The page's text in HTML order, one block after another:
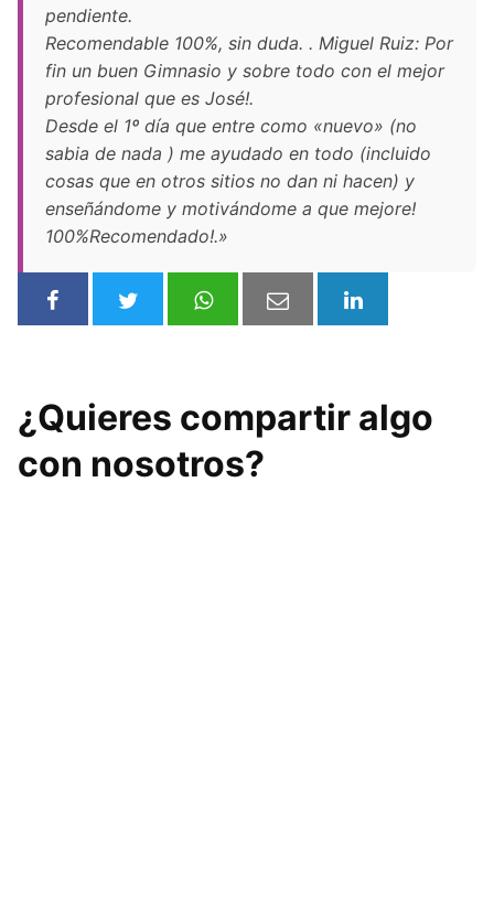
pendiente.
Recomendable 100%, sin duda. . Miguel Ruiz: Por
fin un buen Gimnasio y sobre todo con el mejor
profesional que es José!.
Desde el 1º día que entre como «nuevo» (no
sabia de nada ) me ayudado en todo (incluido
cosas que en otros sitios no dan ni hacen) y
enseñándome y motivándome a que mejore!
100%Recomendado!.»
¿Quieres compartir algo
con nosotros?